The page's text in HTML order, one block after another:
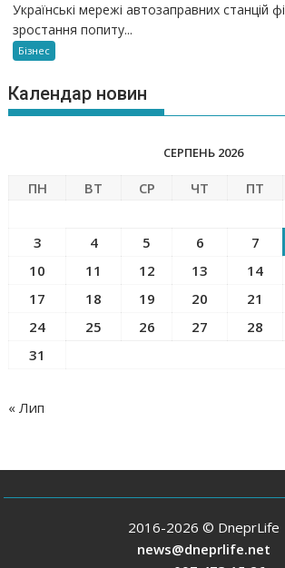
Українські мережі автозаправних станцій
зростання попиту...
Бізнес
Календар новин
СЕРПЕНЬ 2026
ПН ВТ СР ЧТ ПТ
3
4 5 6 7
10
11 12 13 14
17
18 19 20 21
24
25 26 27 28
31
« Лип
2016-2026 © DneprLife
news@dneprlife.net